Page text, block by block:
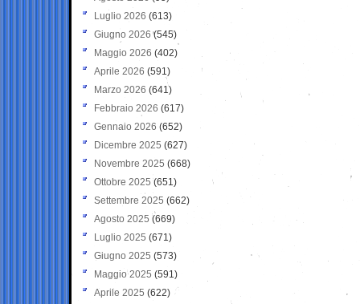
Luglio 2026 (613)
Giugno 2026 (545)
Maggio 2026 (402)
Aprile 2026 (591)
Marzo 2026 (641)
Febbraio 2026 (617)
Gennaio 2026 (652)
Dicembre 2025 (627)
Novembre 2025 (668)
Ottobre 2025 (651)
Settembre 2025 (662)
Agosto 2025 (669)
Luglio 2025 (671)
Giugno 2025 (573)
Maggio 2025 (591)
Aprile 2025 (622)